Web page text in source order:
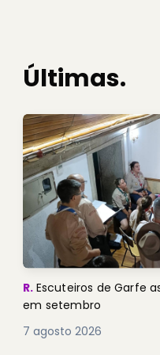
Últimas.
R. Escuteiros de Garfe
em setembro
7 agosto 2026